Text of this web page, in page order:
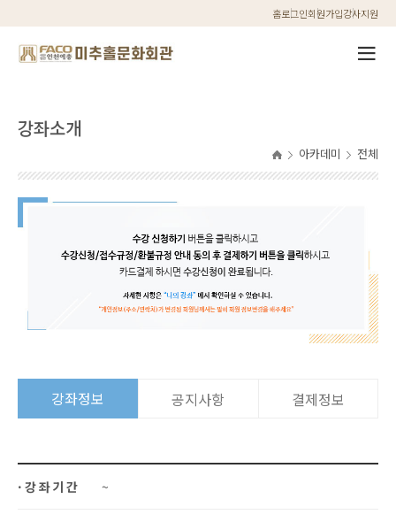
홈로그인회원가입강사지원
강좌소개
아카데미 전체
강좌정보 공지사항 결제정보
·강좌기간 ~